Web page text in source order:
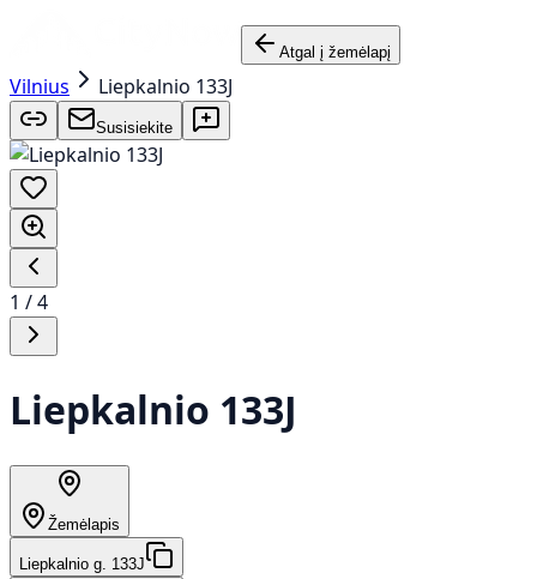
Atgal į žemėlapį
Vilnius Liepkalnio 133J
Susisiekite
1 /4
Liepkalnio 133J
Žemėlapis
Liepkalnio g. 133J